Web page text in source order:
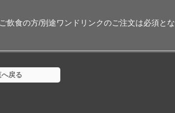
飲食の方/別途ワンドリンクのご注文は必須とな
戻る